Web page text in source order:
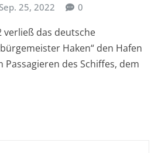
25, 2022 0
verließ das deutsche
Haken“ den Hafen
des Schiffes, dem